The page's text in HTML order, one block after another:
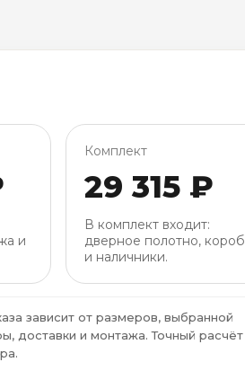
и
Комплект
29 315 ₽
В комплект входит:
дверное полотно, короб
и наличники.
зависит от размеров, выбранной
доставки и монтажа. Точный расчёт